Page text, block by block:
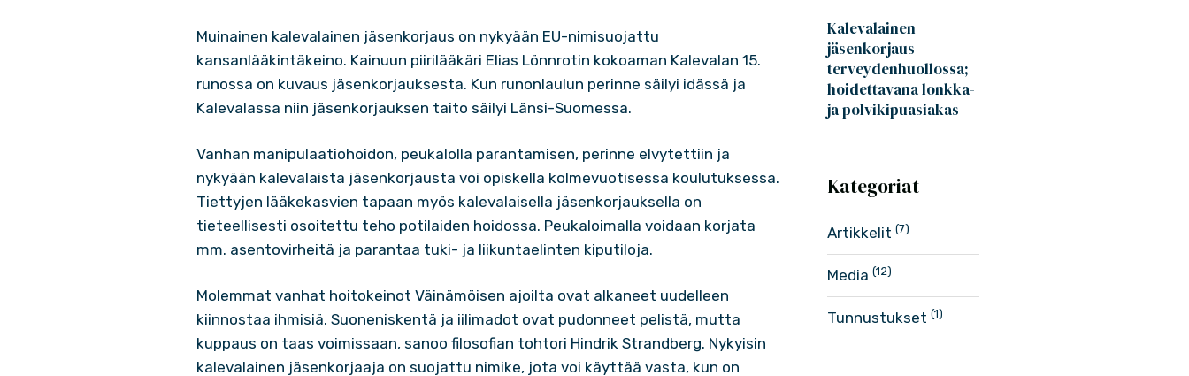
Muinainen kalevalainen jäsenkorjaus on nykyään EU-nimisuojattu
kansanlääkintäkeino. Kainuun piirilääkäri Elias Lönnrotin kokoaman Kalevalan 15.
runossa on kuvaus jäsenkorjauksesta. Kun runonlaulun perinne säilyi idässä ja
Kalevalassa niin jäsenkorjauksen taito säilyi Länsi-Suomessa.
Vanhan manipulaatiohoidon, peukalolla parantamisen, perinne elvytettiin ja
nykyään kalevalaista jäsenkorjausta voi opiskella kolmevuotisessa koulutuksessa.
Tiettyjen lääkekasvien tapaan myös kalevalaisella jäsenkorjauksella on
tieteellisesti osoitettu teho potilaiden hoidossa. Peukaloimalla voidaan korjata
mm. asentovirheitä ja parantaa tuki- ja liikuntaelinten kiputiloja.
Molemmat vanhat hoitokeinot Väinämöisen ajoilta ovat alkaneet uudelleen
kiinnostaa ihmisiä. Suoneniskentä ja iilimadot ovat pudonneet pelistä, mutta
kuppaus on taas voimissaan, sanoo filosofian tohtori Hindrik Strandberg. Nykyisin
kalevalainen jäsenkorjaaja on suojattu nimike, jota voi käyttää vasta, kun on
Kalevalainen
jäsenkorjaus
terveydenhuollossa;
hoidettavana lonkka-
ja polvikipuasiakas
Kategoriat
Artikkelit (7)
Media (12)
Tunnustukset (1)